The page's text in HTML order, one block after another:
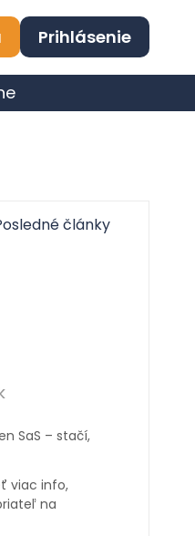
Prihlásenie
články
SaS – stačí,
viac info,
na